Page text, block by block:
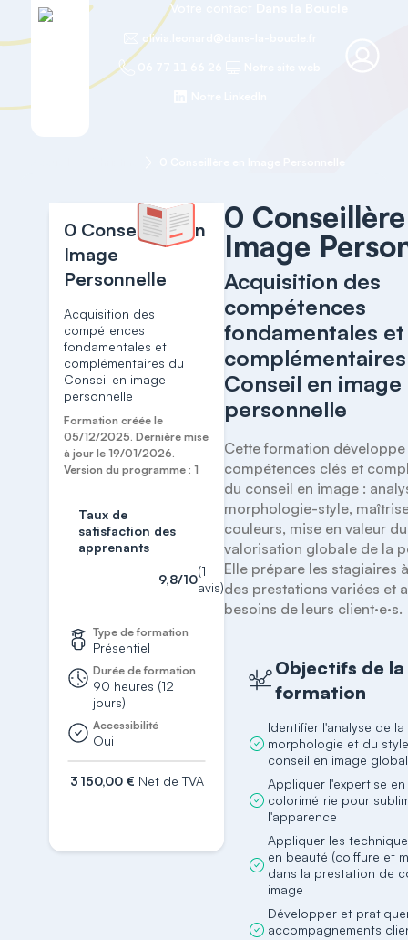
Votre contact
olivia.leonard@dans-la-boucle.fr
0 Conseillère en
Image
Personnelle
Acquisition des
compétences
fondamentales et
complémentaires du
Conseil en image
personnelle
Formation créée le
05/12/2025. Dernière mise
à jour le 19/01/2026.
Version du programme : 1
Taux de
satisfaction des
apprenants
9,8/10
(1
avis)
Type de formation
Présentiel
Durée de formation
90 heures (12
jours)
Accessibilité
Oui
3 150,00 € Net de TVA
0
Image
Acquisition des
compétences
fondamentales et
Conseil en image
personnelle
Cette formation développe
compétences clés et
du conseil en image :
morphologie-style,
couleurs, mise en valeur
valorisation globale de la
Elle prépare les stagiaires
des prestations variées et
besoins de leurs client·e·s.
Objectifs de la
formation
Identifier l'analyse de la
morphologie et du
conseil en image global
Appliquer l'expertise en
colorimétrie pour
l'apparence
Appliquer les
en beauté (coiffure et
dans la prestation de
image
Développer et
accompagnements